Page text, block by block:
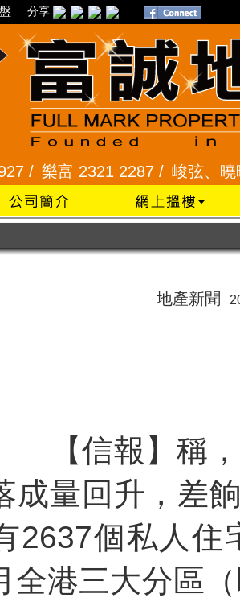
分享
樂富 2321 2287 /峻弦、曉暉
地產新聞
【信報】稱
成量回升，差
2637個私人
全港三大分區